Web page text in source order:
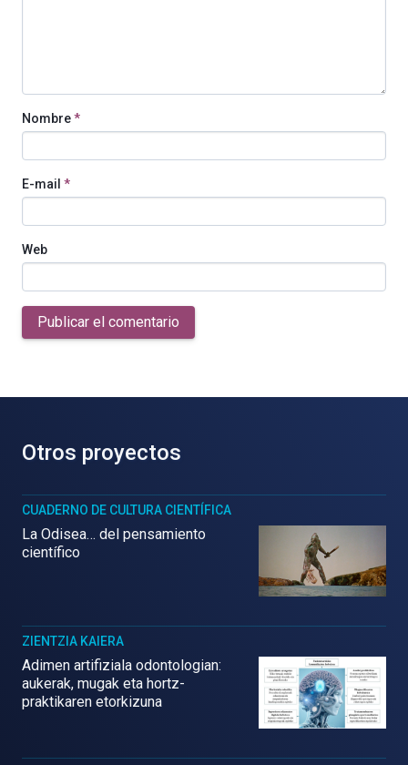
Nombre*
E-mail *
Web
Publicar el comentario
Otros proyectos
CUADERNO DE CULTURA CIENTÍFICA
La Odisea… del pensamiento
científico
ZIENTZIA KAIERA
Adimen artifiziala odontologian:
aukerak, mugak eta hortz-
praktikaren etorkizuna